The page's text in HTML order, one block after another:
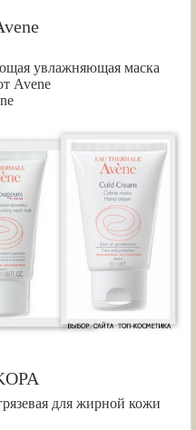
увлажняющая маска
Avene
для жирной кожи